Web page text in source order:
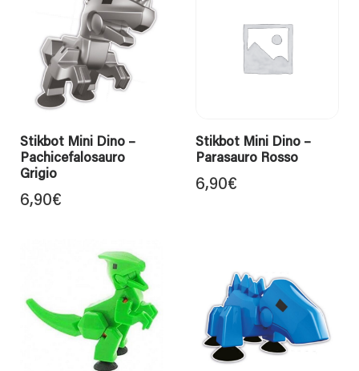
Stikbot Mini Dino –
Pachicefalosauro
Grigio
6,90€
Stikbot Mini Dino –
Parasauro Rosso
6,90€